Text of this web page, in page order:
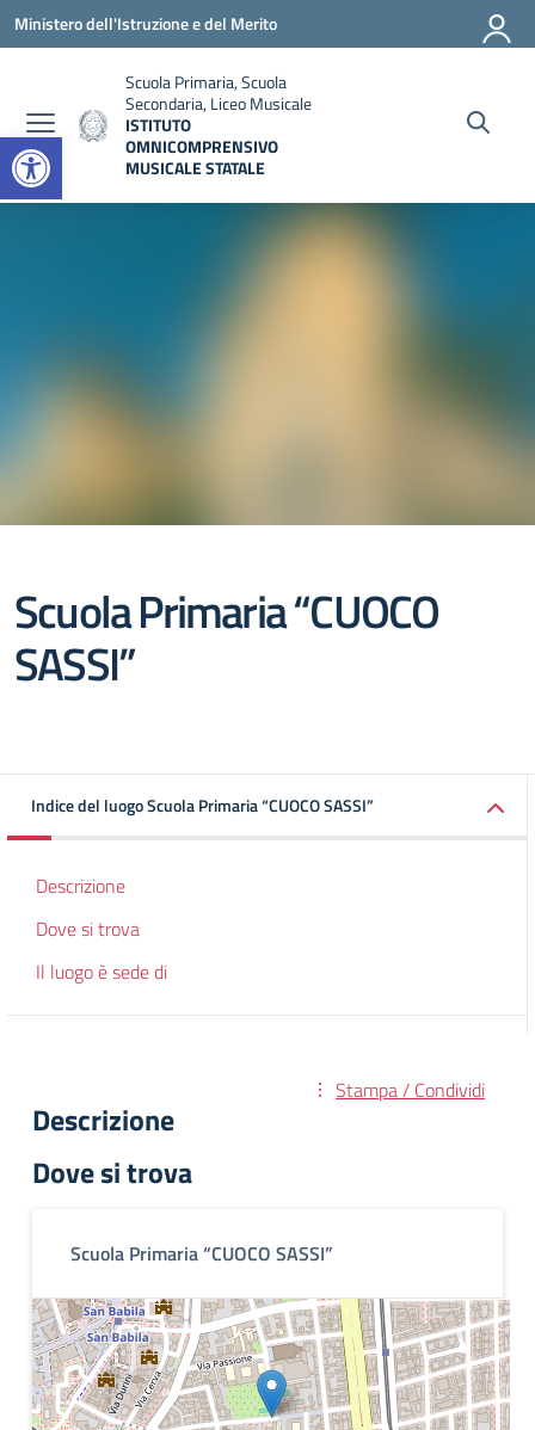
Open toolbar
Vai ai contenuti
Vai al menu di navigazione
Vai al footer
Ministero dell'Istruzione e del Merito
Scuola Primaria, Scuola
Secondaria, Liceo Musicale
ISTITUTO
OMNICOMPRENSIVO
MUSICALE STATALE
Scuola Primaria “CUOCO
SASSI”
Indice del luogo Scuola Primaria “CUOCO SASSI”
Descrizione
Dove si trova
Il luogo è sede di
Stampa / Condividi
Descrizione
Dove si trova
Scuola Primaria “CUOCO SASSI”